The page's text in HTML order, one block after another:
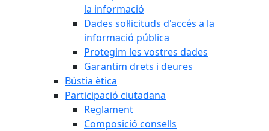
la informació
Dades sol·licituds d'accés a la
informació pública
Protegim les vostres dades
Garantim drets i deures
Bústia ètica
Participació ciutadana
Reglament
Composició consells